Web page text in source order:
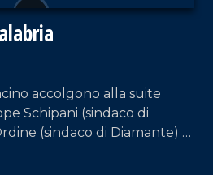
accolgono alla suite
Schipani (sindaco di
(sindaco di Diamante) e